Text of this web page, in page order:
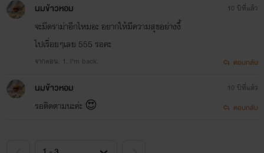
นมข้าวหอม
จะมีดราม่าอีกไหมอะ อยากให้มีความสุขอย่างงี้
ไปเรื่อยๆเลย 555 รอคะ
จากตอน: 1. I'm back.
10 ปีที่แล้ว
ตอบกลับ
นมข้าวหอม
รอติดตามนะค่ะ 😍
10 ปีที่แล้ว
ตอบกลับ